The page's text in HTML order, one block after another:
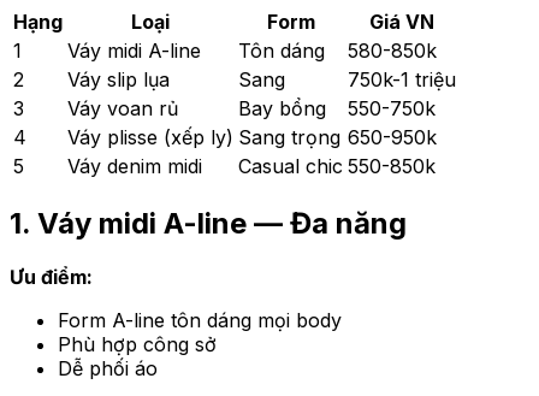
Hạng Loại Form
Giá VN
1
Váy midi A-line Tôn dáng
580-850k
2
Váy slip lụa Sang
750k-1 triệu
3
Váy voan rủ Bay bổng
550-750k
4
Váy plisse (xếp ly) Sang trọng 650-950k
5
Váy denim midi Casual chic 550-850k
1. Váy midi A-line — Đa năng
Ưu điểm:
Form A-line tôn dáng mọi body
Phù hợp công sở
Dễ phối áo